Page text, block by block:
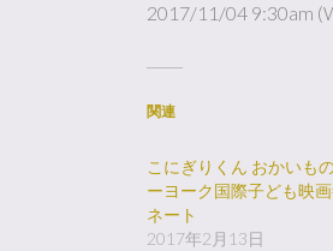
2017/11/04 9:30am
関連
こにぎりくん おかいも
ーヨーク国際子ども映
ネート
2017年2月13日